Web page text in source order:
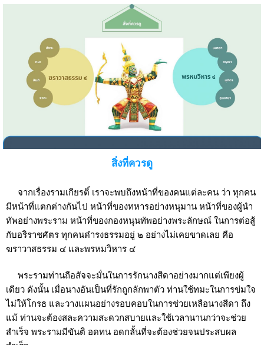
สิ่งที่ควรดู
จากเรื่องรามเกียรติ์ เราจะพบถึงหน้าที่ของคนแต่ละคน ว่า ทุกคน
มีหน้าที่แตกต่างกันไป หน้าที่ของทหารอย่างหนุมาน หน้าที่ของผู้นำ
ทัพอย่างพระราม หน้าที่ของกองหนุนทัพอย่างพระลักษณ์ ในการต่อสู้
กับอริราชศัตร ทุกคนดำรงธรรมอยู่ ๒ อย่างไม่เคยขาดเลย คือ
ฆราวาสธรรม ๔ และพรหมวิหาร ๔
พระรามท่านถือสัจจะมั่นในการรักนางสีดาอย่างมากแต่เพียงผู้
เดียว ดังนั้น เมื่อนางอันเป็นที่รักถูกลักพาตัว ท่านใช้ทมะในการข่มใจ
ไม่ให้โกรธ และวางแผนอย่างรอบคอบในการช่วยเหลือนางสีดา ถึง
แม้ ท่านจะต้องสละความสะดวกสบายและใช้เวลานานกว่าจะช่วย
สำเร็จ พระรามมีขันติ อดทน อดกลั้นที่จะต้องช่วยจนประสบผล